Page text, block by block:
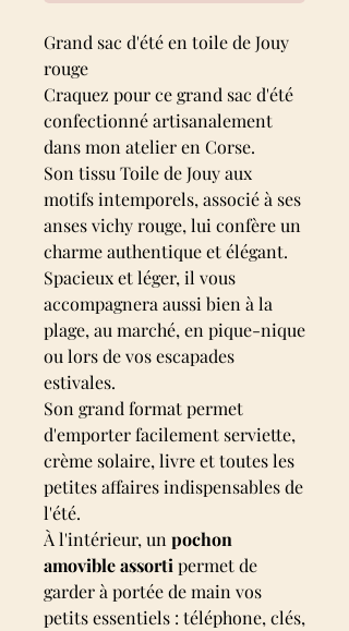
Grand sac d'été en toile de Jouy
rouge
Craquez pour ce grand sac d'été
confectionné artisanalement
dans mon atelier en Corse.
Son tissu Toile de Jouy aux
motifs intemporels, associé à ses
anses vichy rouge, lui confère un
charme authentique et élégant.
Spacieux et léger, il vous
accompagnera aussi bien à la
plage, au marché, en pique-nique
ou lors de vos escapades
estivales.
Son grand format permet
d'emporter facilement serviette,
crème solaire, livre et toutes les
petites affaires indispensables de
l'été.
À l'intérieur, un pochon
amovible assorti permet de
garder à portée de main vos
petits essentiels : téléphone, clés,